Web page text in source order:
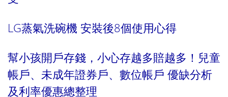
LG蒸氣洗碗機 安裝後8個使用心得
幫小孩開戶存錢，小心存越多賠越多！兒童
帳戶、未成年證券戶、數位帳戶 優缺分析
及利率優惠總整理